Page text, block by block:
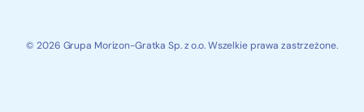
© 2026 Grupa Morizon-Gratka Sp. z o.o. Wszelkie prawa zastrzeżone.